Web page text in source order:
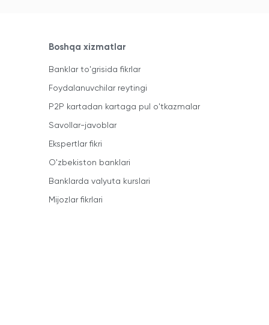
Boshqa xizmatlar
Banklar to'grisida fikrlar
Foydalanuvchilar reytingi
P2P kartadan kartaga pul o'tkazmalar
Savollar-javoblar
Ekspertlar fikri
O'zbekiston banklari
Banklarda valyuta kurslari
Mijozlar fikrlari